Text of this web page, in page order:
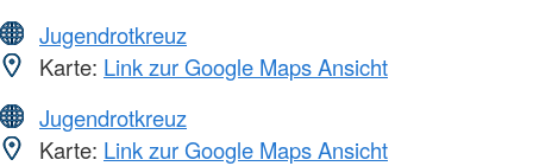
Jugendrotkreuz
Karte: Link zur Google Maps Ansicht
Jugendrotkreuz
Karte: Link zur Google Maps Ansicht